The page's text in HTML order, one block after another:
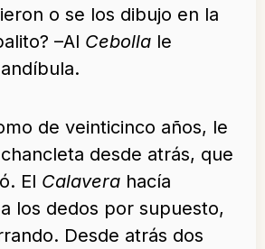
o se los dibujo en la
–Al Cebolla le
de veinticinco años, le
desde atrás, que
El Calavera hacía
los dedos por supuesto,
Desde atrás dos